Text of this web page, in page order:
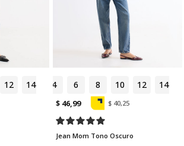
12 14 4 6 8 10 12 14
$ 46,99 $ 40,25
Jean Mom Tono Oscuro